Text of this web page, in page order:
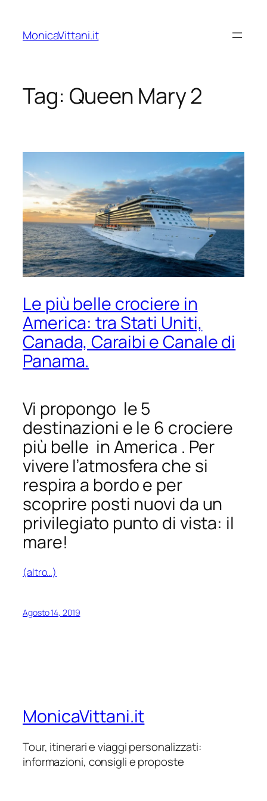
contenuto
MonicaVittani.it
Tag: Queen Mary 2
Le più belle crociere in
America: tra Stati Uniti,
Canada, Caraibi e Canale di
Panama.
Vi propongo le 5
destinazioni e le 6 crociere
più belle in America . Per
vivere l’atmosfera che si
respira a bordo e per
scoprire posti nuovi da un
privilegiato punto di vista: il
mare!
(altro…)
Agosto 14, 2019
MonicaVittani.it
Tour, itinerari e viaggi personalizzati:
informazioni, consigli e proposte